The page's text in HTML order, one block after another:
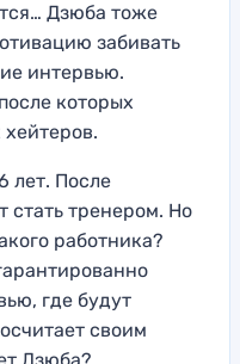
Дзюба тоже
забивать
интервью.
которых
лет. После
стать тренером. Но
работника?
где будут
своим